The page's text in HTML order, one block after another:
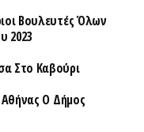
Βουλευτές Όλων
2023
Στο Καβούρι
Αθήνας Ο Δήμος